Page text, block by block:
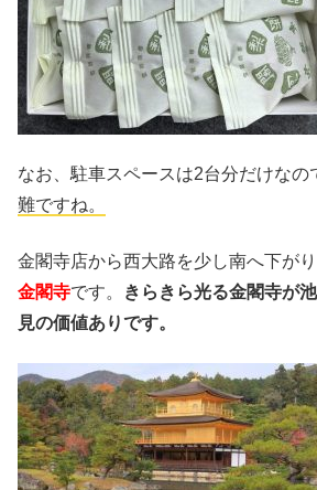
なお、駐車スペースは2台分だけなの
難ですね。
金閣寺店から西大路を少し南へ下が
金閣寺です。
きらきら光る金閣寺が
見の価値ありです。